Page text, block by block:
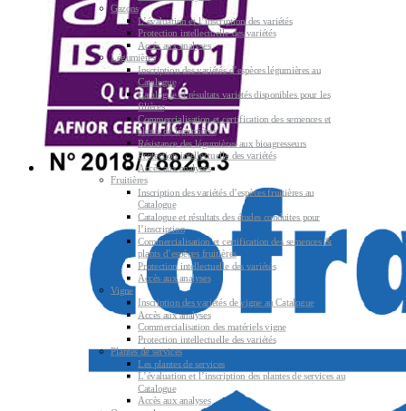
Gazons
L’évaluation et l’inscription des variétés
Protection intellectuelle des variétés
Accès aux analyses
Légumières
Inscription des variétés d’espèces légumières au
Catalogue
Catalogue et résultats variétés disponibles pour les
filières
Commercialisation et certification des semences et
plants de légumières
Résistance des légumières aux bioagresseurs
Protection intellectuelle des variétés
Accès aux analyses
Fruitières
Inscription des variétés d’espèces fruitières au
Catalogue
Catalogue et résultats des études conduites pour
l’inscription
Commercialisation et certification des semences &
plants d’espèces fruitières
Protection intellectuelle des variétés
Accès aux analyses
Vigne
Inscription des variétés de vigne au Catalogue
Accès aux analyses
Commercialisation des matériels vigne
Protection intellectuelle des variétés
Plantes de services
Les plantes de services
L’évaluation et l’inscription des plantes de services au
Catalogue
Accès aux analyses